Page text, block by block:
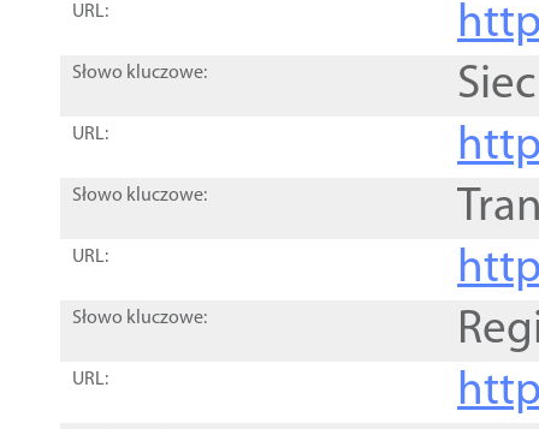
URL:
Słowo kluczowe:
URL:
Słowo kluczowe:
URL:
Słowo kluczowe:
URL: